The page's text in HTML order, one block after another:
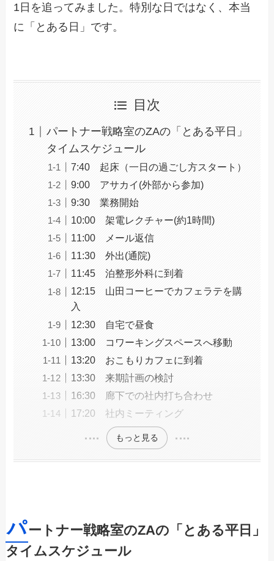
1日を追ってみました。特別な日ではなく、本当
に「とある日」です。
目次
パートナー戦略室のZAの「とある平日」
タイムスケジュール
7:40 起床（一日の過ごし方スタート）
9:00 アサカイ(外部から参加)
9:30 業務開始
10:00 架電レクチャー(約1時間)
11:00 メール返信
11:30 外出(通院)
11:45 泊整形外科に到着
12:15 山田コーヒーでカフェラテを購
入
12:30 自宅で昼食
13:00 コワーキングスペースへ移動
13:20 おこもりカフェに到着
13:30 来期計画の検討
16:30 廊下での社内打ち合わせ
17:20 社内ミーティング
もっと見る
パートナー戦略室のZAの「とある平日」
タイムスケジュール